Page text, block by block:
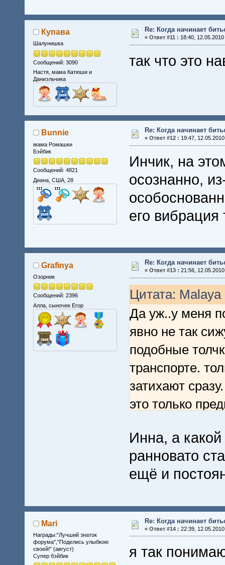
Купава
Шалунишка
Сообщений: 3090
Настя, мама Катюши и
Даниэльчика
Re: Когда начинает
« Ответ #11 : 18:40, 12.05.2010
так что это
Bunnie
мама Ромашки
Бэйбик
Сообщений: 4821
Диана, США, 28
Re: Когда начинает
« Ответ #12 : 19:47,
Инчик, на
осознанно,
его
Grafinya
Озорник
Сообщений: 2396
Алла, сыночек Егор
Re: Когда начинает
« Ответ #13 : 21:56,
Цитата: Malaya
Да уж..у меня
явно не так
подобные
транспорте.
затихают
это только
Инна, а
ранновато
ещё и
Mari
Награды:"Лучший знаток
форума","Поделись улыбкою
своей!" (август)
Супер бэйбик
Re: Когда начинает
« Ответ #14 : 22:39,
я так